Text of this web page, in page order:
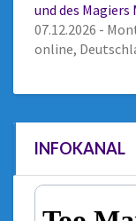
und des Magiers
07.12.2026 -
online,
INFOKANAL